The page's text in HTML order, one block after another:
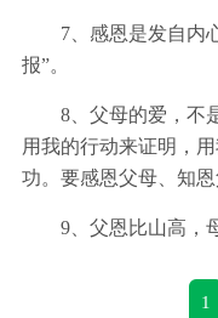
7、感恩是发自内
报”。
8、父母的爱，不
用我的行动来证明，
功。要感恩父母、知恩
9、父恩比山高，
1